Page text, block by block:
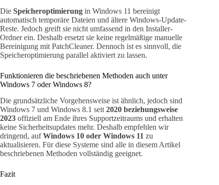
Die Speicheroptimierung in Windows 11 bereinigt
automatisch temporäre Dateien und ältere Windows-Update-
Reste. Jedoch greift sie nicht umfassend in den Installer-
Ordner ein. Deshalb ersetzt sie keine regelmäßige manuelle
Bereinigung mit PatchCleaner. Dennoch ist es sinnvoll, die
Speicheroptimierung parallel aktiviert zu lassen.
Funktionieren die beschriebenen Methoden auch unter
Windows 7 oder Windows 8?
Die grundsätzliche Vorgehensweise ist ähnlich, jedoch sind
Windows 7 und Windows 8.1 seit 2020 beziehungsweise
2023 offiziell am Ende ihres Supportzeitraums und erhalten
keine Sicherheitsupdates mehr. Deshalb empfehlen wir
dringend, aufWindows 10 oder Windows 11 zu
aktualisieren. Für diese Systeme sind alle in diesem Artikel
beschriebenen Methoden vollständig geeignet.
Fazit